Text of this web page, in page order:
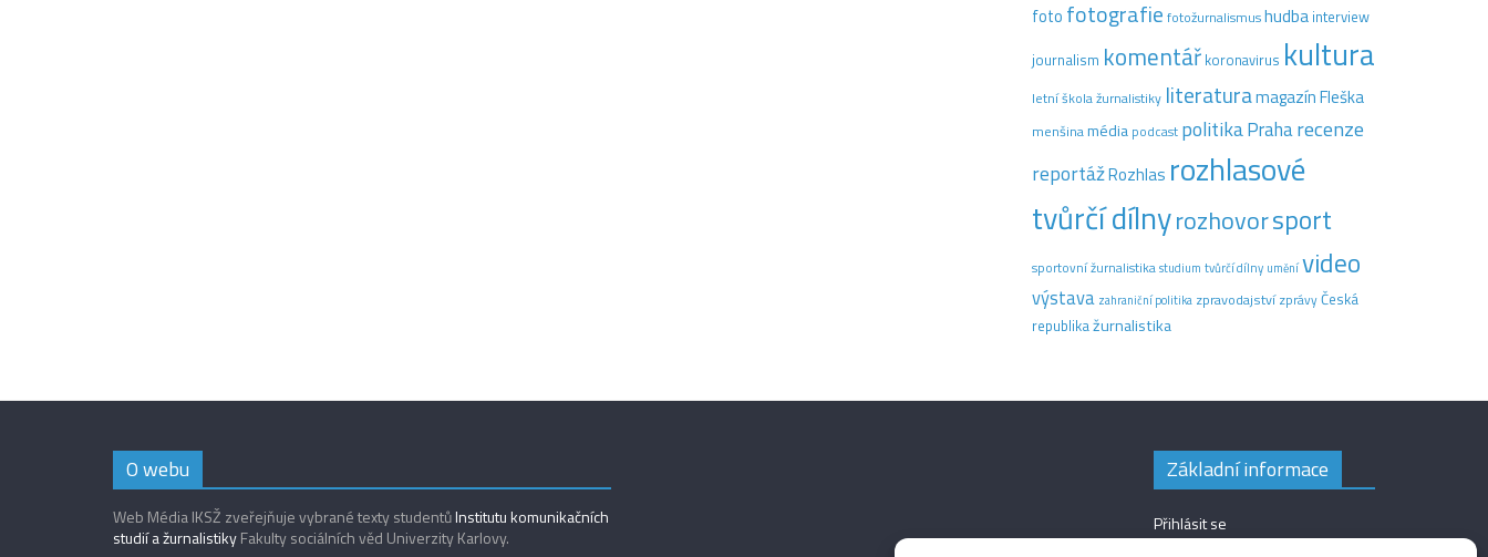
foto fotografie fotožurnalismushudba interview
journalism komentář koronavirus kultura
letní škola žurnalistiky literaturamagazín Fleška
menšinamédia podcast politikaPraharecenze
reportážRozhlas rozhlasové
tvůrčí dílnyrozhovorsport
sportovní žurnalistikastudium tvůrčí dílny uměnívideo
výstava zahraniční politika zpravodajství zprávyČeská
republikažurnalistika
O webu
Web Média IKSŽ zveřejňuje vybrané texty studentůInstitutu komunikačních
studií a žurnalistikyFakulty sociálních věd Univerzity Karlovy.
Základní informace
Přihlásit se